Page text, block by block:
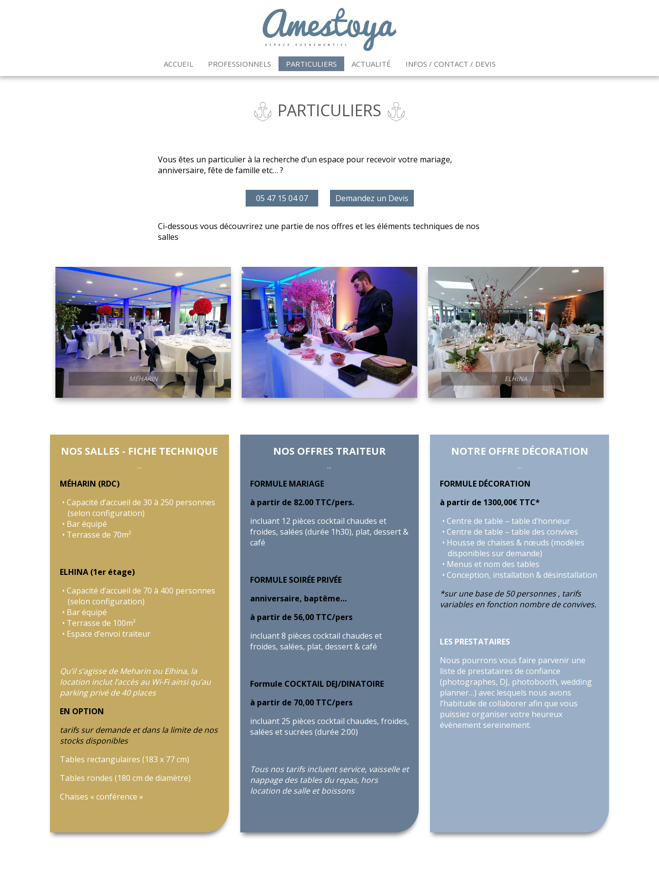
ACCUEIL PROFESSIONNELS PARTICULIERS ACTUALITÉ INFOS / CONTACT / DEVIS
PARTICULIERS
Vous êtes un particulier à la recherche d’un espace pour recevoir votre mariage,
anniversaire, fête de famille etc… ?
05 47 15 04 07 Demandez un Devis
Ci-dessous vous découvrirez une partie de nos offres et les éléments techniques de nos
salles
ELHINA MÉHARIN
NOS SALLES - FICHE TECHNIQUE
...
MÉHARIN (RDC)
Capacité d’accueil de 30 à 250 personnes
(selon configuration)
Bar équipé
Terrasse de 70m²
ELHINA (1er étage)
Capacité d’accueil de 70 à 400 personnes
(selon configuration)
Bar équipé
Terrasse de 100m²
Espace d’envoi traiteur
Qu’il s’agisse de Meharin ou Elhina, la
location inclut l’accès au Wi-Fi ainsi qu’au
parking privé de 40 places
EN OPTION
tarifs sur demande et dans la limite de nos
stocks disponibles
Tables rectangulaires (183 x 77 cm)
Tables rondes (180 cm de diamètre)
Chaises « conférence »
NOS OFFRES TRAITEUR
...
FORMULE MARIAGE
à partir de 82.00 TTC/pers.
incluant 12 pièces cocktail chaudes et
froides, salées (durée 1h30), plat, dessert &
café
FORMULE SOIRÉE PRIVÉE
anniversaire, baptême…
à partir de 56,00 TTC/pers
incluant 8 pièces cocktail chaudes et
froides, salées, plat, dessert & café
Formule COCKTAIL DEJ/DINATOIRE
à partir de 70,00 TTC/pers
incluant 25 pièces cocktail chaudes, froides,
salées et sucrées (durée 2:00)
Tous nos tarifs incluent service, vaisselle et
nappage des tables du repas, hors
location de salle et boissons
NOTRE OFFRE DÉCORATION
...
FORMULE DÉCORATION
à partir de 1300,00€ TTC*
Centre de table – table d’honneur
Centre de table – table des convives
Housse de chaises & nœuds (modèles
disponibles sur demande)
Menus et nom des tables
Conception, installation & désinstallation
*sur une base de 50 personnes , tarifs
variables en fonction nombre de convives.
LES PRESTATAIRES
Nous pourrons vous faire parvenir une
liste de prestataires de confiance
(photographes, DJ, photobooth, wedding
planner…) avec lesquels nous avons
l’habitude de collaborer afin que vous
puissiez organiser votre heureux
évènement sereinement.